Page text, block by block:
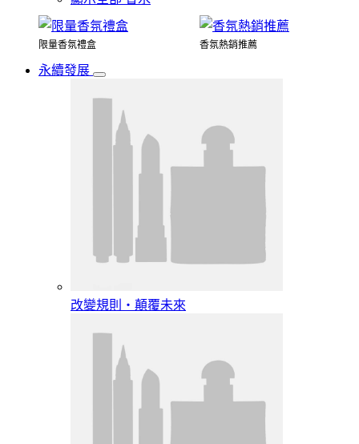
限量香氛禮盒 香氛熱銷推薦
永續發展
改變規則‧顛覆未來